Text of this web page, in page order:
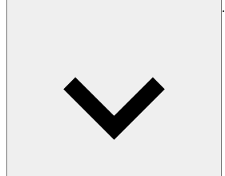
egnet til opvaskemaskine. Mål: ca. 105mm.